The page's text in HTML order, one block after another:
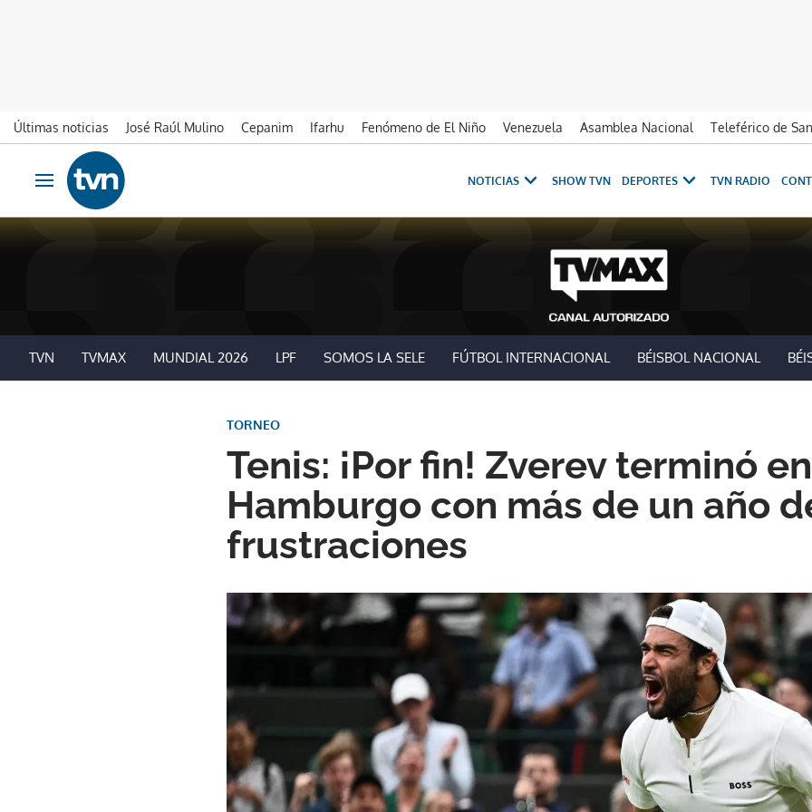
Últimas noticias José Raúl Mulino Cepanim Ifarhu Fenómeno de El Niño Venezuela Asamblea Nacional
Teleférico de
Ir al contenido
Obrir navegació
NOTICIAS SHOW TVN DEPORTES TVN RADIO
TVN TVMAX MUNDIAL 2026 LPF SOMOS LA SELE FÚTBOL INTERNACIONAL BÉISBOL NACIONAL
Tenis: ¡Por fin! Zverev terminó en
Hamburgo con más de un año
frustraciones
TORNEO